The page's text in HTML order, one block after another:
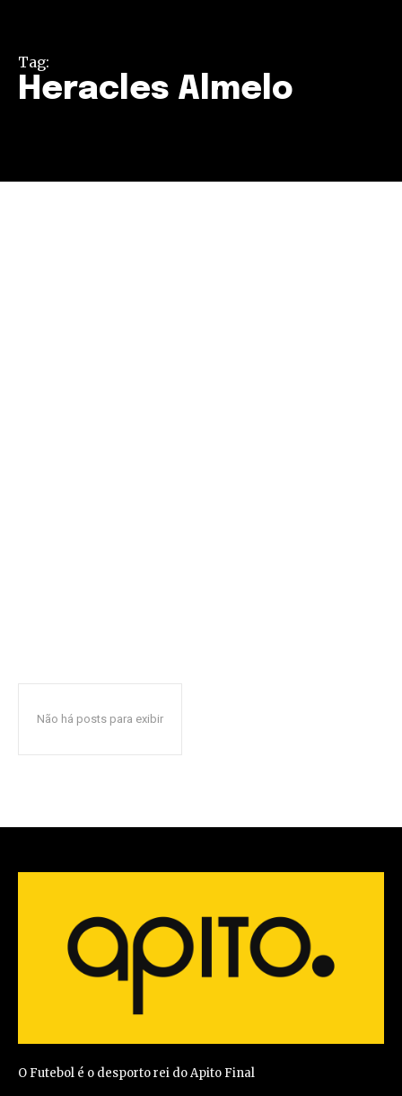
Tag:
Heracles Almelo
Não há posts para exibir
O Futebol é o desporto rei do Apito Final